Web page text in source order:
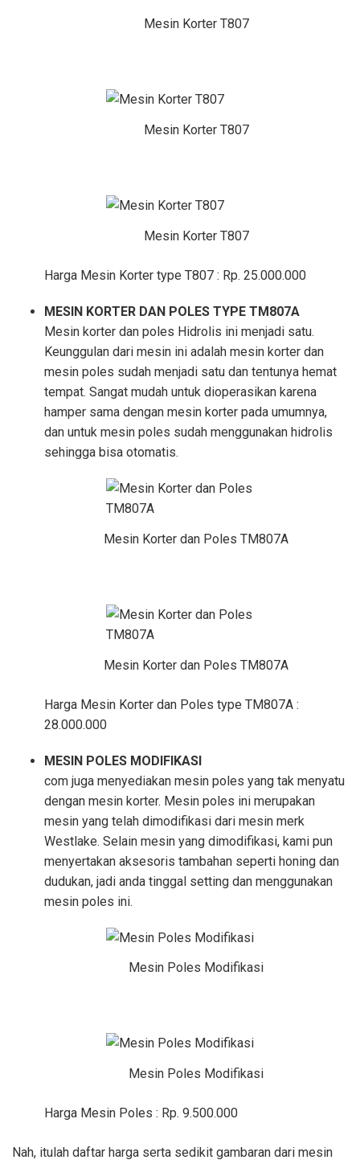
Mesin Korter T807
Mesin Korter T807
Mesin Korter T807
Harga Mesin Korter type T807 : Rp. 25.000.000
MESIN KORTER DAN POLES TYPE TM807A
Mesin korter dan poles Hidrolis ini menjadi satu.
Keunggulan dari mesin ini adalah mesin korter dan
mesin poles sudah menjadi satu dan tentunya hemat
tempat. Sangat mudah untuk dioperasikan karena
hamper sama dengan mesin korter pada umumnya,
dan untuk mesin poles sudah menggunakan hidrolis
sehingga bisa otomatis.
Mesin Korter dan Poles TM807A
Mesin Korter dan Poles TM807A
Harga Mesin Korter dan Poles type TM807A :
28.000.000
MESIN POLES MODIFIKASI
com juga menyediakan mesin poles yang tak menyatu
dengan mesin korter. Mesin poles ini merupakan
mesin yang telah dimodifikasi dari mesin merk
Westlake. Selain mesin yang dimodifikasi, kami pun
menyertakan aksesoris tambahan seperti honing dan
dudukan, jadi anda tinggal setting dan menggunakan
mesin poles ini.
Mesin Poles Modifikasi
Mesin Poles Modifikasi
Harga Mesin Poles : Rp. 9.500.000
Nah, itulah daftar harga serta sedikit gambaran dari mesin